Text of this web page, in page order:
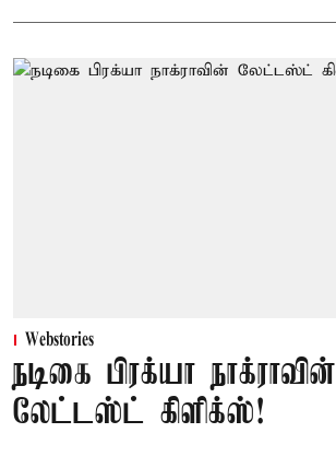
Webstories
நடிகை பிரக்யா நாக்ராவின்
லேட்டஸ்ட் கிளிக்ஸ்!